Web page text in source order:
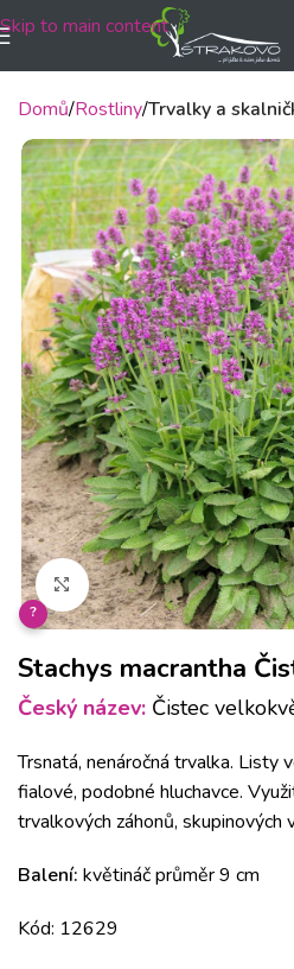
Skip to main content
Domů Rostliny Trvalky a
Klikněte pro zvětšení
?
Stachys macrantha
Český název: Čistec
Trsnatá, nenáročná trvalka. Listy
fialové, podobné hluchavce.
trvalkových záhonů, skupinových
Balení: květináč průměr 9 cm
Kód: 12629